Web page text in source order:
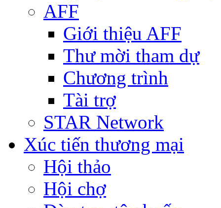
AFF
Giới thiệu AFF
Thư mời tham dự
Chương trình
Tài trợ
STAR Network
Xúc tiến thương mại
Hội thảo
Hội chợ